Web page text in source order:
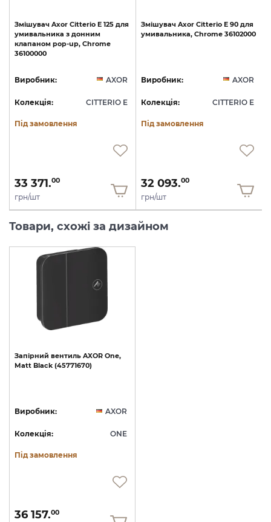
Змішувач Axor Citterio E 125 для
умивальника з донним
клапаном pop-up, Chrome
36100000
Виробник: AXOR
Колекція: CITTERIO E
Під замовлення
33 371.00
грн/шт
Змішувач Axor Citterio E 90 для
умивальника, Chrome 36102000
Виробник: AXOR
Колекція: CITTERIO E
Під замовлення
32 093.00
грн/шт
Товари, схожі за дизайном
Запірний вентиль AXOR One,
Matt Black (45771670)
Виробник: AXOR
Колекція: ONE
Під замовлення
36 157.00